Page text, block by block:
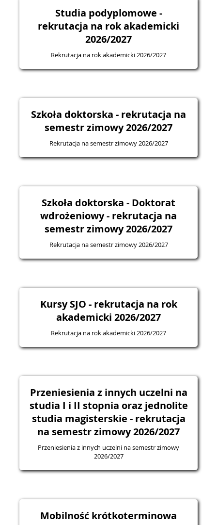
Studia podyplomowe -
rekrutacja na rok akademicki
2026/2027
Rekrutacja na rok akademicki 2026/2027
Szkoła doktorska - rekrutacja na
semestr zimowy 2026/2027
Rekrutacja na semestr zimowy 2026/2027
Szkoła doktorska - Doktorat
wdrożeniowy - rekrutacja na
semestr zimowy 2026/2027
Rekrutacja na semestr zimowy 2026/2027
Kursy SJO - rekrutacja na rok
akademicki 2026/2027
Rekrutacja na rok akademicki 2026/2027
Przeniesienia z innych uczelni na
studia I i II stopnia oraz jednolite
studia magisterskie - rekrutacja
na semestr zimowy 2026/2027
Przeniesienia z innych uczelni na semestr zimowy
2026/2027
Mobilność krótkoterminowa